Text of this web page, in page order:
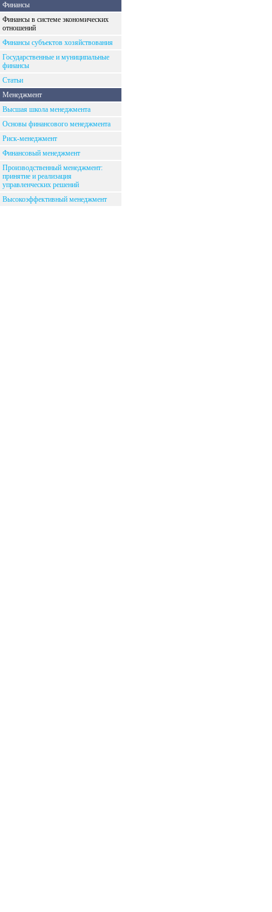
Финансы
Финансы в системе экономических
отношений
Финансы субъектов хозяйствования
Государственные и муниципальные
финансы
Статьи
Менеджмент
Высшая школа менеджмента
Основы финансового менеджмента
Риск-менеджмент
Финансовый менеджмент
Производственный менеджмент:
принятие и реализация
управленческих решений
Высокоэффективный менеджмент